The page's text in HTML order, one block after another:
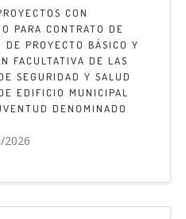
CON
PARA CONTRATO DE
DE PROYECTO BÁSICO Y
FACULTATIVA DE LAS
SEGURIDAD Y SALUD
EDIFICIO MUNICIPAL
DENOMINADO
2026